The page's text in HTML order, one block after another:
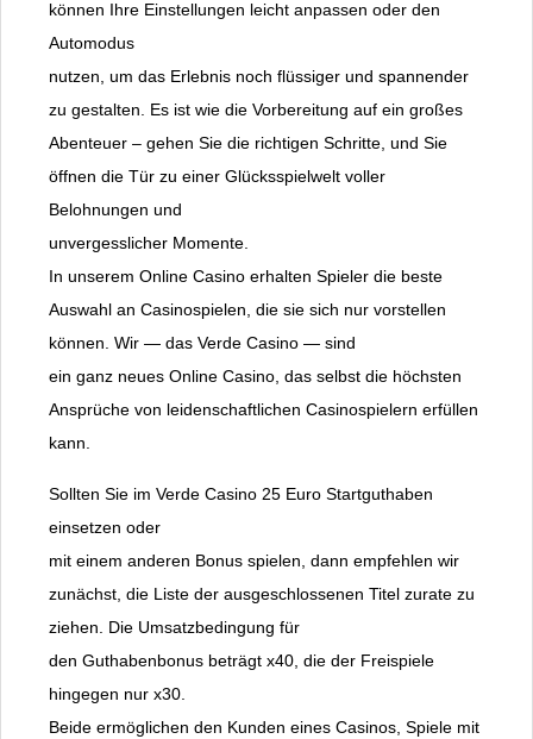
können Ihre Einstellungen leicht anpassen oder den
Automodus
nutzen, um das Erlebnis noch flüssiger und spannender
zu gestalten. Es ist wie die Vorbereitung auf ein großes
Abenteuer – gehen Sie die richtigen Schritte, und Sie
öffnen die Tür zu einer Glücksspielwelt voller
Belohnungen und
unvergesslicher Momente.
In unserem Online Casino erhalten Spieler die beste
Auswahl an Casinospielen, die sie sich nur vorstellen
können. Wir — das Verde Casino — sind
ein ganz neues Online Casino, das selbst die höchsten
Ansprüche von leidenschaftlichen Casinospielern erfüllen
kann.
Sollten Sie im Verde Casino 25 Euro Startguthaben
einsetzen oder
mit einem anderen Bonus spielen, dann empfehlen wir
zunächst, die Liste der ausgeschlossenen Titel zurate zu
ziehen. Die Umsatzbedingung für
den Guthabenbonus beträgt x40, die der Freispiele
hingegen nur x30.
Beide ermöglichen den Kunden eines Casinos, Spiele mit